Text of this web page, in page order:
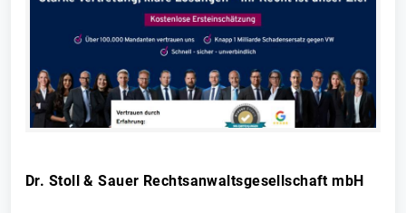
Dr. Stoll & Sauer Rechtsanwaltsgesellschaft mbH